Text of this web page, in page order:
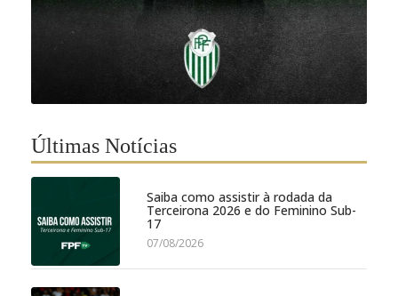
Últimas Notícias
Saiba como assistir à rodada da
Terceirona 2026 e do Feminino Sub-
17
07/08/2026